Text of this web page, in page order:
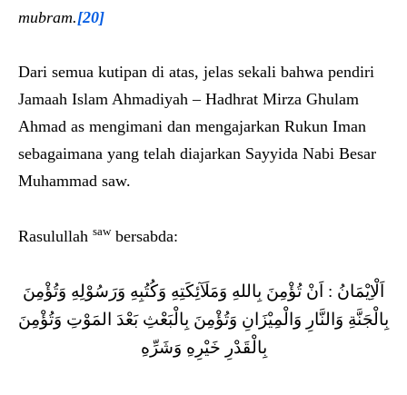
mubram.[20]
Dari semua kutipan di atas, jelas sekali bahwa pendiri
Jamaah Islam Ahmadiyah – Hadhrat Mirza Ghulam
Ahmad as mengimani dan mengajarkan Rukun Iman
sebagaimana yang telah diajarkan Sayyida Nabi Besar
Muhammad saw.
Rasulullah sawbersabda:
اَلْاِيْمَانُ : اَنْ تُؤْمِنَ بِاللهِ وَمَلَآئِكَتِهِ وَكُتُبِهِ وَرَسُوْلِهِ وَتُؤْمِنَ
بِالْجَنَّةِ وَالنَّارِ وَالْمِيْزَانِ وَتُؤْمِنَ بِالْبَعْثِ بَعْدَ المَوْتِ وَتُؤْمِنَ
بِالْقَدْرِ خَيْرِهِ وَشَرِّهِ